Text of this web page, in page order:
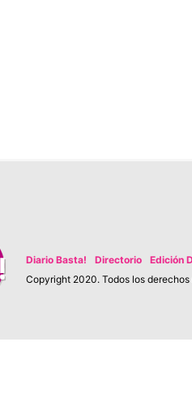
Diario Basta! Directorio Edición
Copyright 2020. Todos los